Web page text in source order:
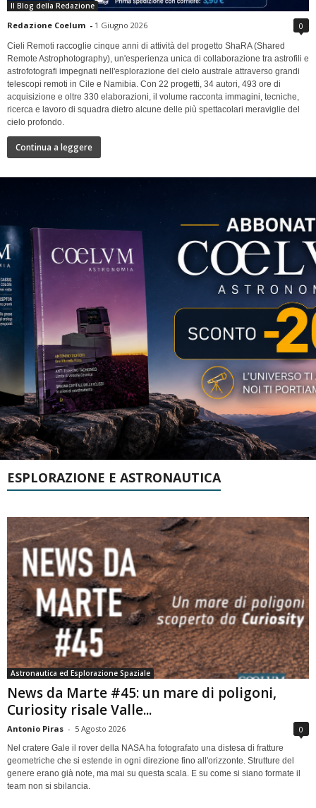
Il Blog della Redazione
Redazione Coelum - 1 Giugno 2026 0
Cieli Remoti raccoglie cinque anni di attività del progetto ShaRA (Shared
Remote Astrophotography), un'esperienza unica di collaborazione tra astrofili e
astrofotografi impegnati nell'esplorazione del cielo australe attraverso grandi
telescopi remoti in Cile e Namibia. Con 22 progetti, 34 autori, 493 ore di
acquisizione e oltre 330 elaborazioni, il volume racconta immagini, tecniche,
ricerca e lavoro di squadra dietro alcune delle più spettacolari meraviglie del
cielo profondo.
Continua a leggere
ESPLORAZIONE E ASTRONAUTICA
Astronautica ed Esplorazione Spaziale
News da Marte #45: un mare di poligoni,
Curiosity risale Valle...
Antonio Piras - 5 Agosto 2026 0
Nel cratere Gale il rover della NASA ha fotografato una distesa di fratture
geometriche che si estende in ogni direzione fino all'orizzonte. Strutture del
genere erano già note, ma mai su questa scala. E su come si siano formate il
team non si sbilancia.